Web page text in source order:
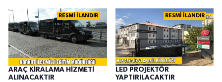
RESMİ İLANDIR
ARAÇ KİRALAMA HİZMETİ
ALINACAKTIR
RESMİ İLANDIR
LED PROJEKTÖR
YAPTIRILACAKTIR